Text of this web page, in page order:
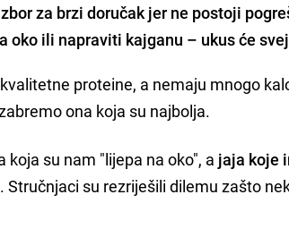
za brzi doručak jer ne postoji
oko ili napraviti kajganu – ukus će
proteine, a nemaju mnogo
ona koja su najbolja.
koja su nam "lijepa na oko", a jaja koje
. Stručnjaci su rezriješili dilemu zašto